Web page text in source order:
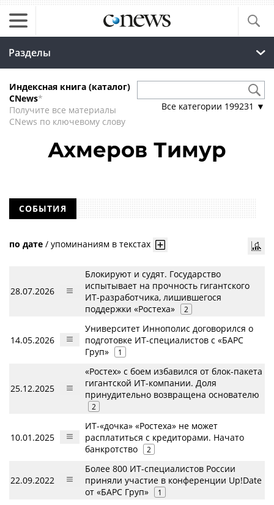
Разделы
Индексная книга (каталог)
CNews*
Получите все материалы
CNews по ключевому слову
Все категории 199231 ▼
Ахмеров Тимур
СОБЫТИЯ
по дате / упоминаниям в текстах
28.07.2026
Блокируют и судят. Государство
испытывает на прочность гигантского
ИТ-разработчика, лишившегося
поддержки «Ростеха»
2
14.05.2026
Университет Иннополис договорился о
подготовке ИТ-специалистов с «БАРС
Груп»
1
25.12.2025
«Ростех» с боем избавился от блок-пакета
гигантской ИТ-компании. Доля
принудительно возвращена основателю
2
10.01.2025
ИТ-«дочка» «Ростеха» не может
расплатиться с кредиторами. Начато
банкротство
2
22.09.2022
Более 800 ИТ-специалистов России
приняли участие в конференции Up!Date
от «БАРС Груп»
1